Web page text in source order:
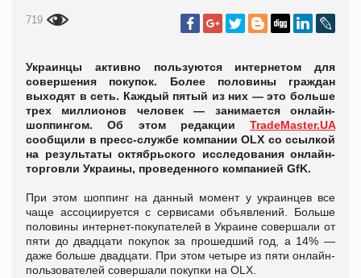
719
Украинцы активно пользуются интернетом для
совершения покупок. Более половины граждан
выходят в сеть. Каждый пятый из них — это больше
трех миллионов человек — занимается онлайн-
шоппингом. Об этом редакции TradeMaster.UA
сообщили в пресс-службе компании OLX со ссылкой
на результаты октябрьского исследования онлайн-
торговли Украины, проведенного компанией GfK.
При этом шоппинг на данный момент у украинцев все
чаще ассоциируется с сервисами объявлений. Больше
половины интернет-покупателей в Украине совершали от
пяти до двадцати покупок за прошедший год, а 14% —
даже больше двадцати. При этом четыре из пяти онлайн-
пользователей совершали покупки на OLX.